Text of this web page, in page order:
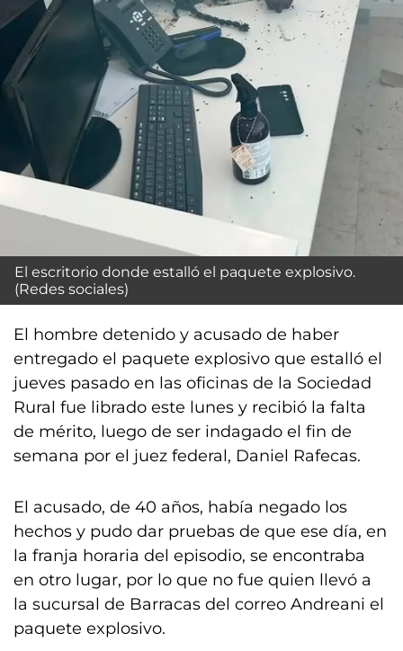
El escritorio donde estalló el paquete explosivo.
(Redes sociales)
El hombre detenido y acusado de haber
entregado el paquete explosivo que estalló el
jueves pasado en las oficinas de la Sociedad
Rural fue librado este lunes y recibió la falta
de mérito, luego de ser indagado el fin de
semana por el juez federal, Daniel Rafecas.
El acusado, de 40 años, había negado los
hechos y pudo dar pruebas de que ese día, en
la franja horaria del episodio, se encontraba
en otro lugar, por lo que no fue quien llevó a
la sucursal de Barracas del correo Andreani el
paquete explosivo.